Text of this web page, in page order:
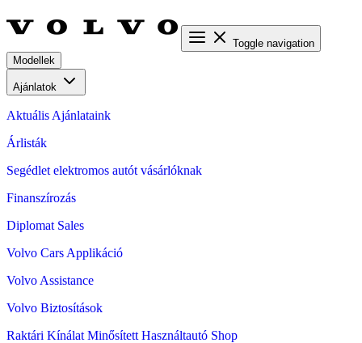
Toggle navigation
Modellek
Ajánlatok
Aktuális Ajánlataink
Árlisták
Segédlet elektromos autót vásárlóknak
Finanszírozás
Diplomat Sales
Volvo Cars Applikáció
Volvo Assistance
Volvo Biztosítások
Raktári Kínálat Minősített Használtautó Shop